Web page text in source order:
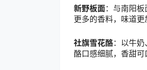
新野板面：与南阳
更多的香料，味道更
社旗雪花酪：以牛
酪口感细腻，香甜可